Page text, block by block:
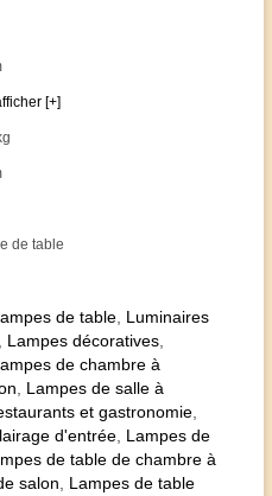
de table Luminaires
Lampes décoratives
de chambre à
Lampes de salle à
et gastronomie
d'entrée Lampes de
de table de chambre à
salon
Lampes de table
[+]
de table